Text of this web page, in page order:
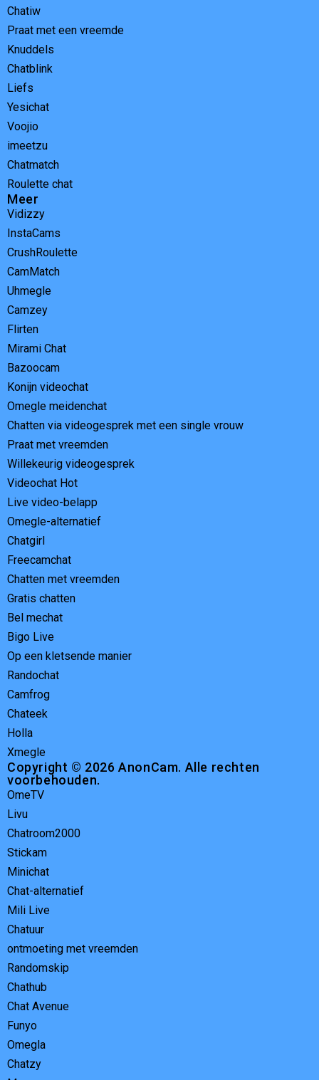
Chatiw
Praat met een vreemde
Knuddels
Chatblink
Liefs
Yesichat
Voojio
imeetzu
Chatmatch
Roulette chat
Meer
Vidizzy
InstaCams
CrushRoulette
CamMatch
Uhmegle
Camzey
Flirten
Mirami Chat
Bazoocam
Konijn videochat
Omegle meidenchat
Chatten via videogesprek met een single vrouw
Praat met vreemden
Willekeurig videogesprek
Videochat Hot
Live video-belapp
Omegle-alternatief
Chatgirl
Freecamchat
Chatten met vreemden
Gratis chatten
Bel mechat
Bigo Live
Op een kletsende manier
Randochat
Camfrog
Chateek
Holla
Xmegle
Copyright © 2026 AnonCam. Alle rechten
voorbehouden.
OmeTV
Livu
Chatroom2000
Stickam
Minichat
Chat-alternatief
Mili Live
Chatuur
ontmoeting met vreemden
Randomskip
Chathub
Chat Avenue
Funyo
Omegla
Chatzy